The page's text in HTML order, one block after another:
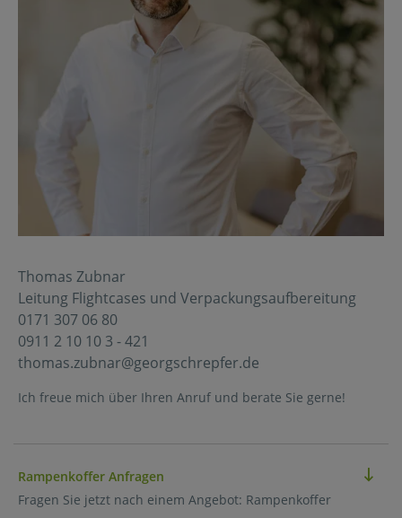
Thomas Zubnar
Leitung Flightcases und Verpackungsaufbereitung
0171 307 06 80
0911 2 10 10 3 - 421
thomas.zubnar@georgschrepfer.de
Ich freue mich über Ihren Anruf und berate Sie gerne!
Rampenkoffer Anfragen
Fragen Sie jetzt nach einem Angebot: Rampenkoffer